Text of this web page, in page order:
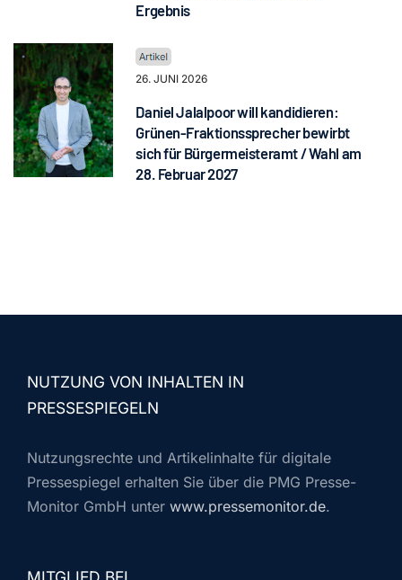
Ergebnis
26. JUNI 2026
Daniel Jalalpoor will kandidieren:
Grünen-Fraktionssprecher bewirbt
sich für Bürgermeisteramt / Wahl am
28. Februar 2027
NUTZUNG VON INHALTEN IN
PRESSESPIEGELN
Nutzungsrechte und Artikelinhalte für digitale
Pressespiegel erhalten Sie über die PMG Presse-
Monitor GmbH unter www.pressemonitor.de.